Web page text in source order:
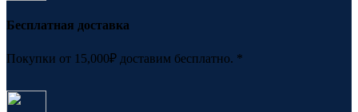
Бесплатная доставка
Покупки от 15,000₽ доставим бесплатно. *